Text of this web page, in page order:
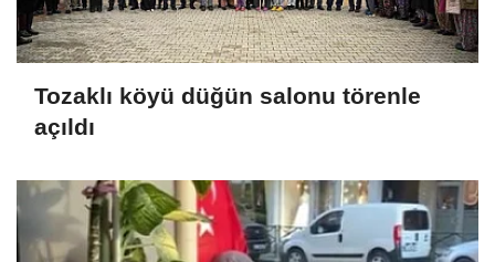
Tozaklı köyü düğün salonu törenle
açıldı